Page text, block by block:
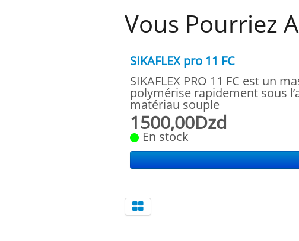
Vous Pourriez
SIKAFLEX pro 11 FC
SIKAFLEX PRO 11 FC est un
polymérise rapidement sous
matériau souple
1500,00Dzd
En stock